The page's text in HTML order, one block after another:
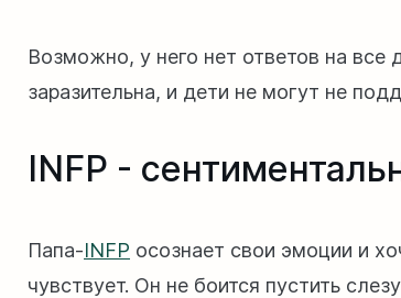
Возможно, у него нет ответов на все
заразительна, и дети не могут не
INFP -
Папа-INFP осознает свои эмоции и
чувствует. Он не боится пустить